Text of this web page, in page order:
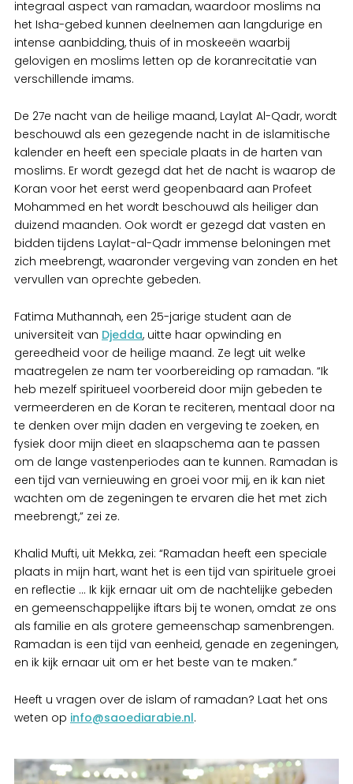
integraal aspect van ramadan, waardoor moslims na
het Isha-gebed kunnen deelnemen aan langdurige en
intense aanbidding, thuis of in moskeeën waarbij
gelovigen en moslims letten op de koranrecitatie van
verschillende imams.
De 27e nacht van de heilige maand, Laylat Al-Qadr, wordt
beschouwd als een gezegende nacht in de islamitische
kalender en heeft een speciale plaats in de harten van
moslims. Er wordt gezegd dat het de nacht is waarop de
Koran voor het eerst werd geopenbaard aan Profeet
Mohammed en het wordt beschouwd als heiliger dan
duizend maanden. Ook wordt er gezegd dat vasten en
bidden tijdens Laylat-al-Qadr immense beloningen met
zich meebrengt, waaronder vergeving van zonden en het
vervullen van oprechte gebeden.
Fatima Muthannah, een 25-jarige student aan de
universiteit van Djedda, uitte haar opwinding en
gereedheid voor de heilige maand. Ze legt uit welke
maatregelen ze nam ter voorbereiding op ramadan. “Ik
heb mezelf spiritueel voorbereid door mijn gebeden te
vermeerderen en de Koran te reciteren, mentaal door na
te denken over mijn daden en vergeving te zoeken, en
fysiek door mijn dieet en slaapschema aan te passen
om de lange vastenperiodes aan te kunnen. Ramadan is
een tijd van vernieuwing en groei voor mij, en ik kan niet
wachten om de zegeningen te ervaren die het met zich
meebrengt,” zei ze.
Khalid Mufti, uit Mekka, zei: “Ramadan heeft een speciale
plaats in mijn hart, want het is een tijd van spirituele groei
en reflectie … Ik kijk ernaar uit om de nachtelijke gebeden
en gemeenschappelijke iftars bij te wonen, omdat ze ons
als familie en als grotere gemeenschap samenbrengen.
Ramadan is een tijd van eenheid, genade en zegeningen,
en ik kijk ernaar uit om er het beste van te maken.”
Heeft u vragen over de islam of ramadan? Laat het ons
weten op info@saoediarabie.nl.